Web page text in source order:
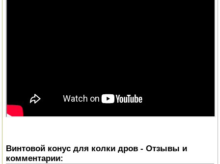
ДУШ ДЛЯ ДАЧИ И ДОМА
ОРЕХОКОЛЫ
Винтовой конус для колки дров - Отзывы и
комментарии: